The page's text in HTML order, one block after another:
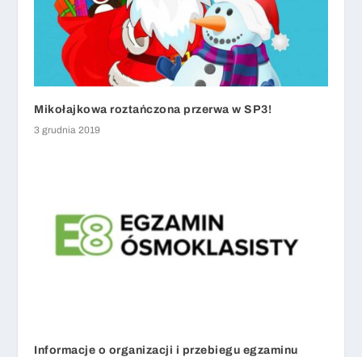
Mikołajkowa roztańczona przerwa w SP3!
3 grudnia 2019
Informacje o organizacji i przebiegu egzaminu